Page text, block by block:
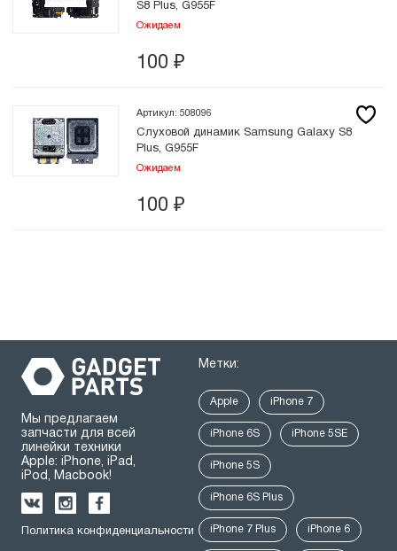
S8 Plus, G955F
Ожидаем
100 ₽
Артикул: 508096
Слуховой динамик Samsung Galaxy S8
Plus, G955F
Ожидаем
100 ₽
Мы предлагаем
запчасти для всей
линейки техники
Apple: iPhone, iPad,
iPod, Macbook!
Политика конфиденциальности
Метки:
Apple iPhone 7
iPhone 6S iPhone 5SE
iPhone 5S
iPhone 6S Plus
iPhone 7 Plus iPhone 6